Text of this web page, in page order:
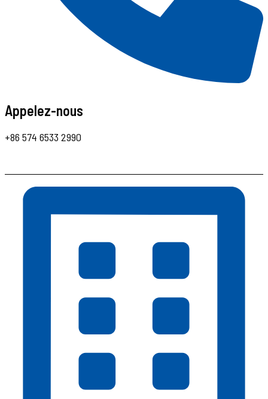
Appelez-nous
+86 574 6533 2990